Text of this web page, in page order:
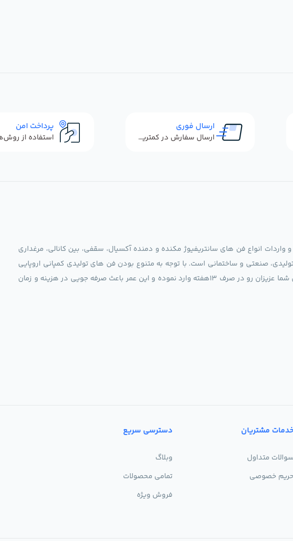
ارسال فوری
ارسال سفارش در کمترین زمان ممکن
پرداخت امن
واردات انواع فن های سانتریفیوژ مکنده و دمنده آکسیال، سقفی، بین کانالی، مرغداری
صنعتی و ساختمانی است. با توجه به متنوع بودن فن های تولیدی کمپانی اروپایی
مجموعه ما در نظر دارد کالاهای تخصصی شما عزیزان رو در صرف 13هفته وارد نموده و این عمر باعث صرفه جویی در هزینه و زمان
مشتریان
سوالات متداول
حریم خصوصی
دسترسی سریع
وبلاگ
تمامی محصولات
فروش ویژه